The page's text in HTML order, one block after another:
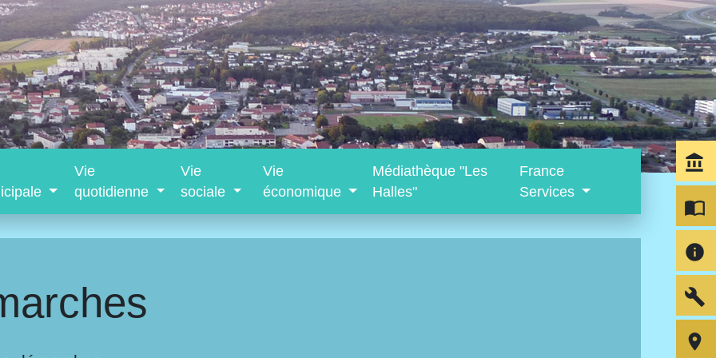
Vie
quotidienne
Vie
sociale
Vie
économique
Médiathèque "Les
Halles"
France
Services
account_balance
import_contacts
info
build
room